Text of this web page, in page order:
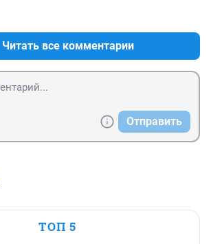
Читать все комментарии
Отправить
ТОП 5